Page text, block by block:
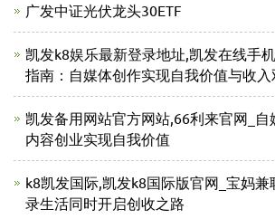
广发中证光伏龙头30ETF
凯发k8娱乐最新登录地址,凯发在线手
指南：自媒体创作实现自我价值与收入
凯发备用网站官方网站,66利来官网_自
内容创业实现自我价值
k8凯发国际,凯发k8国际版官网_宝妈
录生活同时开启创收之路